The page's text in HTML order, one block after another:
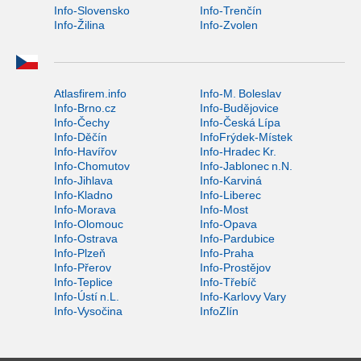
Info-Slovensko
Info-Trenčín
Info-Žilina
Info-Zvolen
Atlasfirem.info
Info-M. Boleslav
Info-Brno.cz
Info-Budějovice
Info-Čechy
Info-Česká Lípa
Info-Děčín
InfoFrýdek-Místek
Info-Havířov
Info-Hradec Kr.
Info-Chomutov
Info-Jablonec n.N.
Info-Jihlava
Info-Karviná
Info-Kladno
Info-Liberec
Info-Morava
Info-Most
Info-Olomouc
Info-Opava
Info-Ostrava
Info-Pardubice
Info-Plzeň
Info-Praha
Info-Přerov
Info-Prostějov
Info-Teplice
Info-Třebíč
Info-Ústí n.L.
Info-Karlovy Vary
Info-Vysočina
InfoZlín